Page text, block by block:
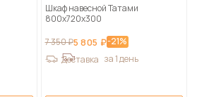
Шкаф навесной Татами
800х720х300
7 350 ₽5 805 ₽-21%
Доставка за 1 день